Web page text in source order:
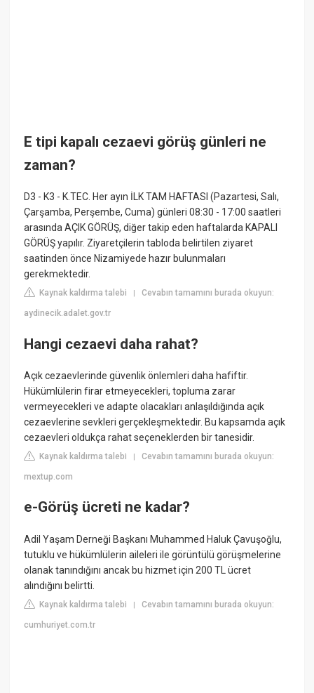
E tipi kapalı cezaevi görüş günleri ne
zaman?
D3 - K3 - K.TEC. Her ayın İLK TAM HAFTASI (Pazartesi, Salı,
Çarşamba, Perşembe, Cuma) günleri 08:30 - 17:00 saatleri
arasında AÇIK GÖRÜŞ, diğer takip eden haftalarda KAPALI
GÖRÜŞ yapılır. Ziyaretçilerin tabloda belirtilen ziyaret
saatinden önce Nizamiyede hazır bulunmaları
gerekmektedir.
Kaynak kaldırma talebi |Cevabın tamamını burada okuyun:
aydinecik.adalet.gov.tr
Hangi cezaevi daha rahat?
Açık cezaevlerinde güvenlik önlemleri daha hafiftir.
Hükümlülerin firar etmeyecekleri, topluma zarar
vermeyecekleri ve adapte olacakları anlaşıldığında açık
cezaevlerine sevkleri gerçekleşmektedir. Bu kapsamda açık
cezaevleri oldukça rahat seçeneklerden bir tanesidir.
Kaynak kaldırma talebi |Cevabın tamamını burada okuyun:
mextup.com
e-Görüş ücreti ne kadar?
Adil Yaşam Derneği Başkanı Muhammed Haluk Çavuşoğlu,
tutuklu ve hükümlülerin aileleri ile görüntülü görüşmelerine
olanak tanındığını ancak bu hizmet için 200 TL ücret
alındığını belirtti.
Kaynak kaldırma talebi |Cevabın tamamını burada okuyun:
cumhuriyet.com.tr